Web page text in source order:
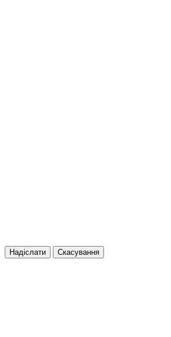
Надіслати Скасування